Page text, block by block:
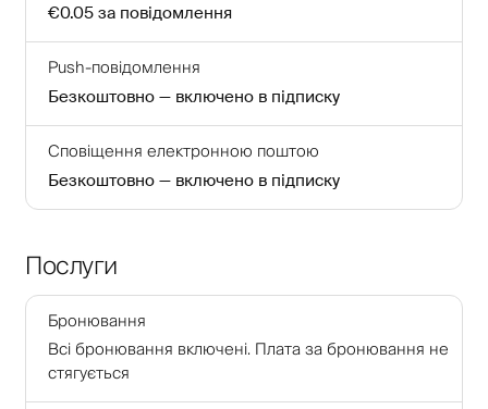
€0.05 за повідомлення
Push-повідомлення
Безкоштовно — включено в підписку
Сповіщення електронною поштою
Безкоштовно — включено в підписку
Послуги
Бронювання
Всі бронювання включені. Плата за бронювання не
стягується